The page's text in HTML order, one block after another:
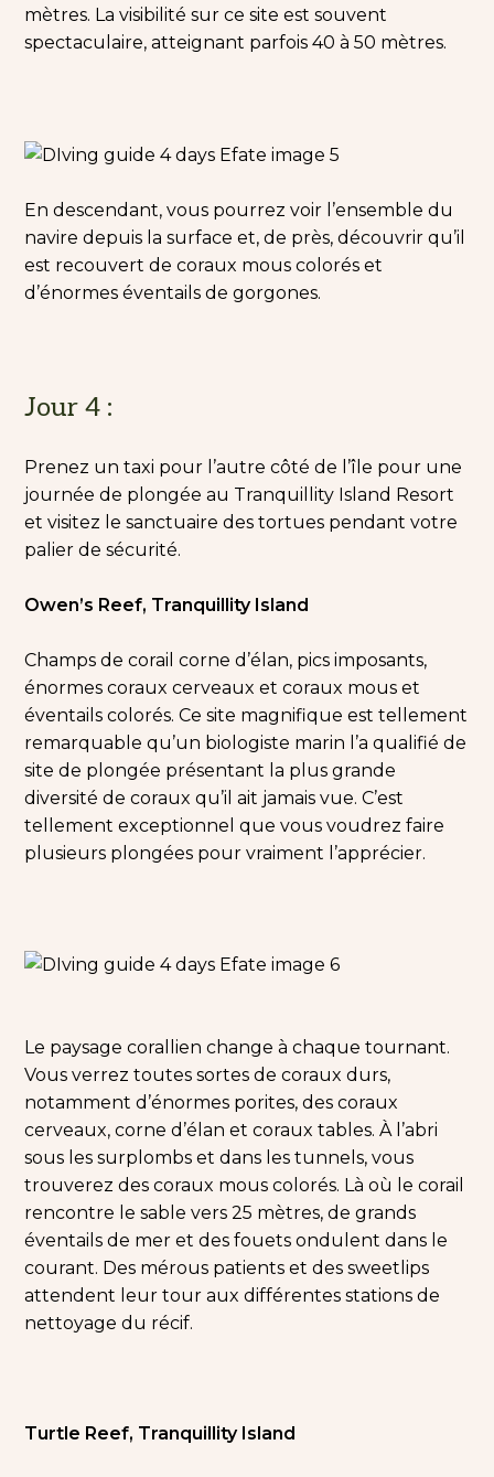
mètres. La visibilité sur ce site est souvent
spectaculaire, atteignant parfois 40 à 50 mètres.
En descendant, vous pourrez voir l’ensemble du
navire depuis la surface et, de près, découvrir qu’il
est recouvert de coraux mous colorés et
d’énormes éventails de gorgones.
Jour 4 :
Prenez un taxi pour l’autre côté de l’île pour une
journée de plongée au Tranquillity Island Resort
et visitez le sanctuaire des tortues pendant votre
palier de sécurité.
Owen’s Reef, Tranquillity Island
Champs de corail corne d’élan, pics imposants,
énormes coraux cerveaux et coraux mous et
éventails colorés. Ce site magnifique est tellement
remarquable qu’un biologiste marin l’a qualifié de
site de plongée présentant la plus grande
diversité de coraux qu’il ait jamais vue. C’est
tellement exceptionnel que vous voudrez faire
plusieurs plongées pour vraiment l’apprécier.
Le paysage corallien change à chaque tournant.
Vous verrez toutes sortes de coraux durs,
notamment d’énormes porites, des coraux
cerveaux, corne d’élan et coraux tables. À l’abri
sous les surplombs et dans les tunnels, vous
trouverez des coraux mous colorés. Là où le corail
rencontre le sable vers 25 mètres, de grands
éventails de mer et des fouets ondulent dans le
courant. Des mérous patients et des sweetlips
attendent leur tour aux différentes stations de
nettoyage du récif.
Turtle Reef, Tranquillity Island